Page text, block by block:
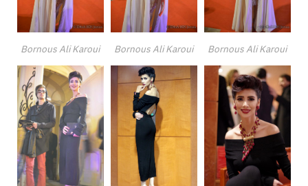
Bornous Ali Karoui Bornous Ali Karoui Bornous Ali Karoui